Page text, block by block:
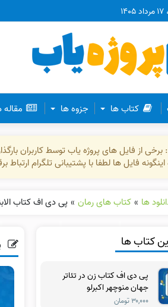
کتاب ها جزوه ها
برخی از فایل های پروژه یاب توسط کاربران
فایل ها لطفا با پشتیبانی تلگرام
ها » کتاب های رمان » پی دی اف کتاب
کتاب ها
پی دی اف کتاب زن در تئاتر
جهان منوچهر اکبرلو
۳۰,۰۰۰ تومان